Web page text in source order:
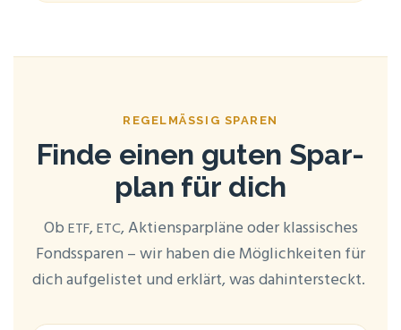
REGEL­MÄ­SSIG SPAREN
Fin­de einen guten Spar­
plan für dich
ObETF,ETC, Akti­en­spar­plä­ne oder klas­si­sches
Fonds­spa­ren – wir haben die Mög­lich­kei­ten für
dich auf­ge­lis­tet und erklärt, was dahintersteckt.